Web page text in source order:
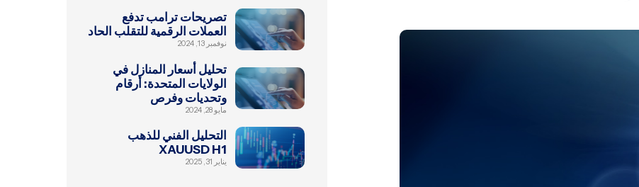
تصريحات ترامب تدفع
العملات الرقمية للتقلب الحاد
نوفمبر 13, 2024
تحليل أسعار المنازل في
الولايات المتحدة: أرقام
وتحديات وفرص
مايو 28, 2024
التحليل الفني للذهب
XAUUSD H1
يناير 31, 2025